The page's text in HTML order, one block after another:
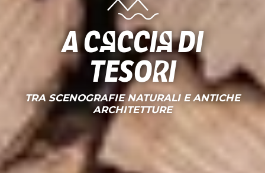
A caccia di
tesori
TRA SCENOGRAFIE NATURALI E ANTICHE
ARCHITETTURE